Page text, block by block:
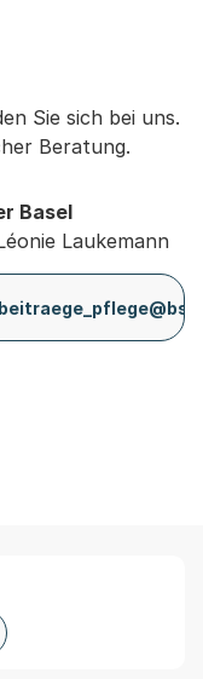
Sie sich bei uns.
Beratung.
Basel
Laukemann
einen
einen